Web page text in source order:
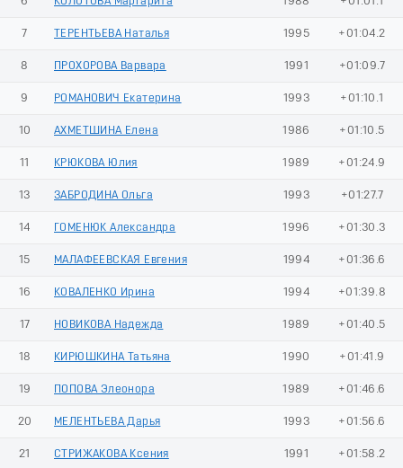
7 ТЕРЕНТЬЕВА Наталья 1995 +01:04.2
8 ПРОХОРОВА Варвара 1991 +01:09.7
9 РОМАНОВИЧ Екатерина 1993 +01:10.1
10 АХМЕТШИНА Елена 1986 +01:10.5
11 КРЮКОВА Юлия 1989 +01:24.9
13 ЗАБРОДИНА Ольга 1993 +01:27.7
14 ГОМЕНЮК Александра 1996 +01:30.3
15 МАЛАФЕЕВСКАЯ Евгения 1994 +01:36.6
16 КОВАЛЕНКО Ирина 1994 +01:39.8
17 НОВИКОВА Надежда 1989 +01:40.5
18 КИРЮШКИНА Татьяна 1990 +01:41.9
19 ПОПОВА Элеонора 1989 +01:46.6
20 МЕЛЕНТЬЕВА Дарья 1993 +01:56.6
21 СТРИЖАКОВА Ксения 1991 +01:58.2